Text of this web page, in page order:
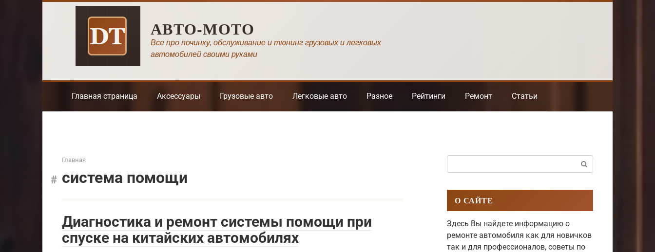
АВТО-МОТО
Все про починку, обслуживание и тюнинг грузовых и легковых
автомобилей своими руками
Главная страница Аксессуары Грузовые авто Легковые авто Разное Рейтинги Ремонт Статьи
Главная
система помощи
Диагностика и ремонт системы помощи при
спуске на китайских автомобилях
О САЙТЕ
Здесь Вы найдете информацию о
ремонте автомобиля как для новичков
так и для профессионалов, советы по